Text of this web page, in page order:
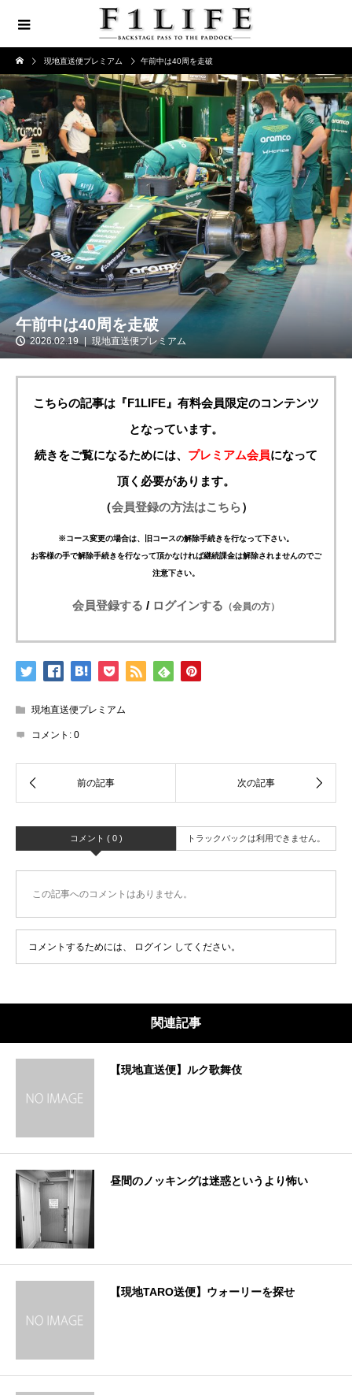
現地直送便プレミアム 午前中は40周を走破
午前中は40周を走破
2026.02.19 現地直送便プレミアム
こちらの記事は『F1LIFE』有料会員限定のコンテンツ
となっています。
続きをご覧になるためには、 プレミアム会員になって
頂く必要があります。
（会員登録の方法はこちら）
※コース変更の場合は、旧コースの解除手続きを行なって下さい。
お客様の手で解除手続きを行なって頂かなければ継続課金は解除されませんのでご
注意下さい。
会員登録する / ログインする （会員の方）
現地直送便プレミアム
コメント: 0
コメント ( 0 ) トラックバックは利用できません。
この記事へのコメントはありません。
コメントするためには、 ログイン してください。
関連記事
【現地直送便】ルク歌舞伎
昼間のノッキングは迷惑というより怖い
【現地TARO送便】ウォーリーを探せ